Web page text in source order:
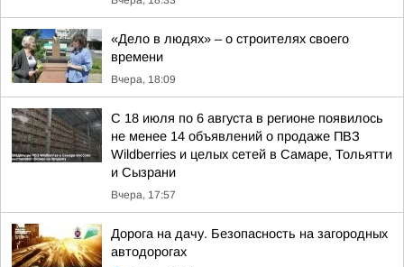
«Дело в людях» – о строителях своего
времени
Вчера, 18:09
С 18 июля по 6 августа в регионе появилось
не менее 14 объявлений о продаже ПВЗ
Wildberries и целых сетей в Самаре, Тольятти
и Сызрани
Вчера, 17:57
Дорога на дачу. Безопасность на загородных
автодорогах